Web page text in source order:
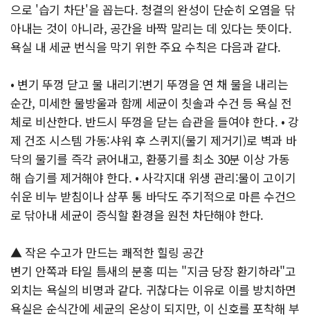
으로 '습기 차단'을 꼽는다. 청결의 완성이 단순히 오염을 닦
아내는 것이 아니라, 공간을 바짝 말리는 데 있다는 뜻이다.
욕실 내 세균 번식을 막기 위한 주요 수칙은 다음과 같다.
• 변기 뚜껑 닫고 물 내리기:변기 뚜껑을 연 채 물을 내리는
순간, 미세한 물방울과 함께 세균이 칫솔과 수건 등 욕실 전
체로 비산한다. 반드시 뚜껑을 닫는 습관을 들여야 한다. • 강
제 건조 시스템 가동:샤워 후 스퀴지(물기 제거기)로 벽과 바
닥의 물기를 즉각 긁어내고, 환풍기를 최소 30분 이상 가동
해 습기를 제거해야 한다. • 사각지대 위생 관리:물이 고이기
쉬운 비누 받침이나 샴푸 통 바닥도 주기적으로 마른 수건으
로 닦아내 세균이 증식할 환경을 원천 차단해야 한다.
▲ 작은 수고가 만드는 쾌적한 힐링 공간
변기 안쪽과 타일 틈새의 분홍 띠는 "지금 당장 환기하라"고
외치는 욕실의 비명과 같다. 귀찮다는 이유로 이를 방치하면
욕실은 순식간에 세균의 온상이 되지만, 이 신호를 포착해 부